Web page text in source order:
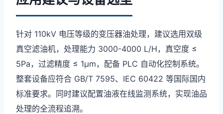
针对 110kV 电压等级的变压器油处理，建议选用双级
真空滤油机，处理能力 3000-4000 L/H，真空度 ≤
5Pa，过滤精度 ≤ 1μm，配备 PLC 自动化控制系统。
整套设备应符合 GB/T 7595、IEC 60422 等国际国内
标准要求。同时建议配置油液在线监测系统，实现油品
处理的全流程追溯。